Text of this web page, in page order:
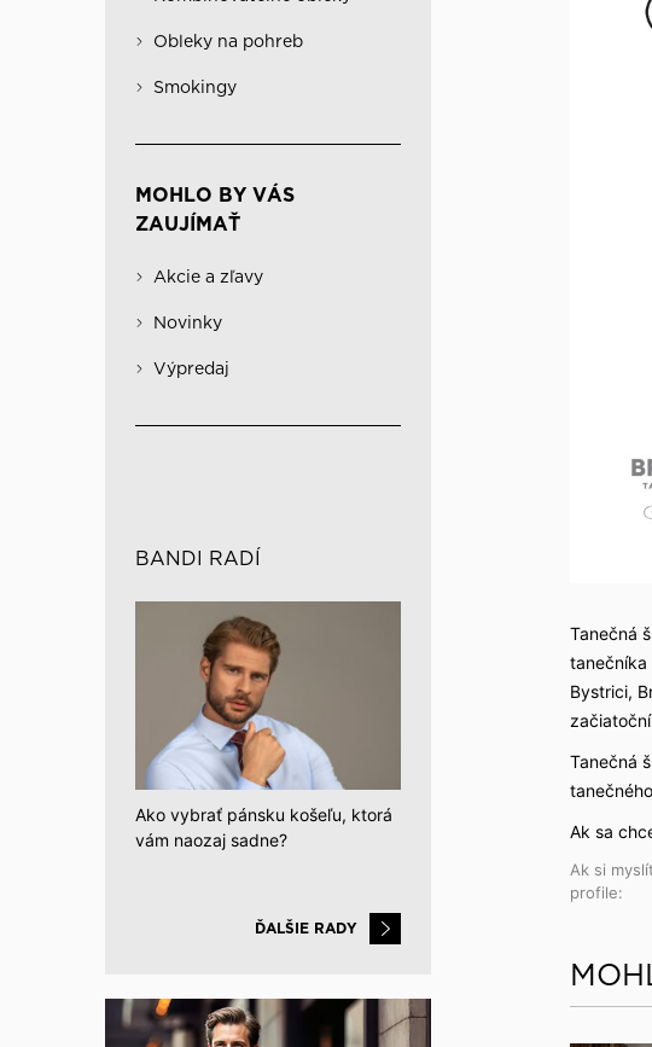
Obleky na pohreb
Smokingy
MOHLO BY VÁS
ZAUJÍMAŤ
Akcie a zľavy
Novinky
Výpredaj
BANDI RADÍ
Ako vybrať pánsku košeľu, ktorá
vám naozaj sadne?
ĎALŠIE RADY
Tanečná
tanečníka
Bystrici,
Tanečná
Ak sa
Ak si
profile: